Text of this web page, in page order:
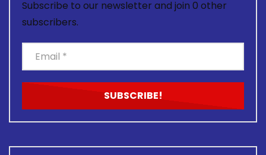
Subscribe to our newsletter and join 0 other
subscribers.